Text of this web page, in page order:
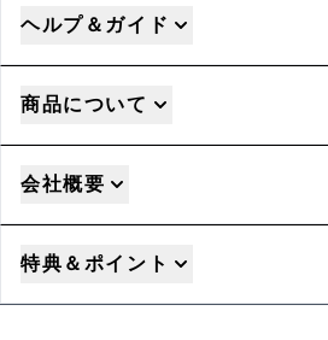
ヘルプ＆ガイド
商品について
会社概要
特典＆ポイント